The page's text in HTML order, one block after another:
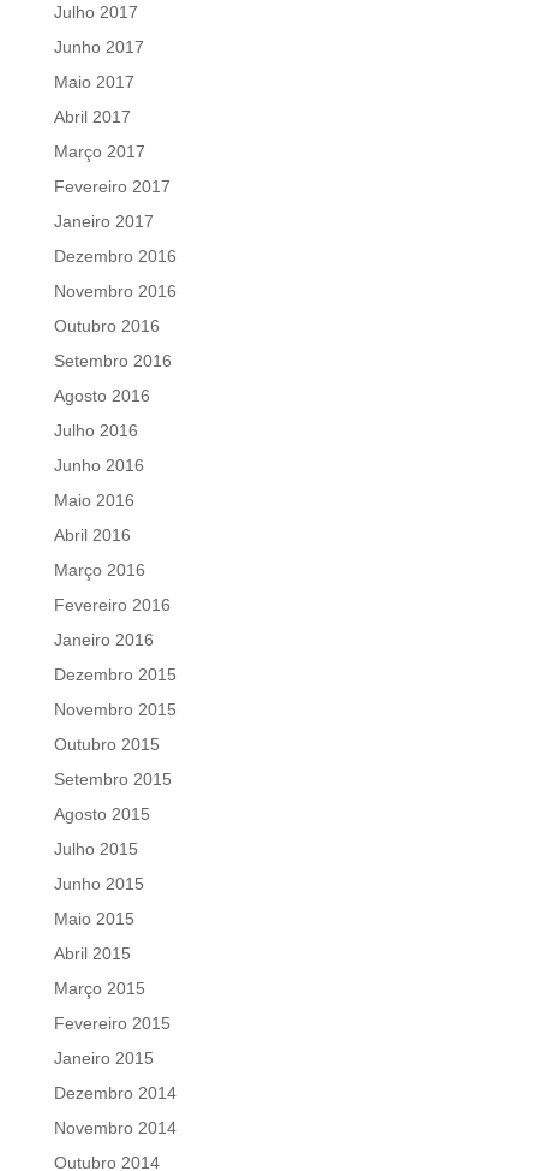
Julho 2017
Junho 2017
Maio 2017
Abril 2017
Março 2017
Fevereiro 2017
Janeiro 2017
Dezembro 2016
Novembro 2016
Outubro 2016
Setembro 2016
Agosto 2016
Julho 2016
Junho 2016
Maio 2016
Abril 2016
Março 2016
Fevereiro 2016
Janeiro 2016
Dezembro 2015
Novembro 2015
Outubro 2015
Setembro 2015
Agosto 2015
Julho 2015
Junho 2015
Maio 2015
Abril 2015
Março 2015
Fevereiro 2015
Janeiro 2015
Dezembro 2014
Novembro 2014
Outubro 2014